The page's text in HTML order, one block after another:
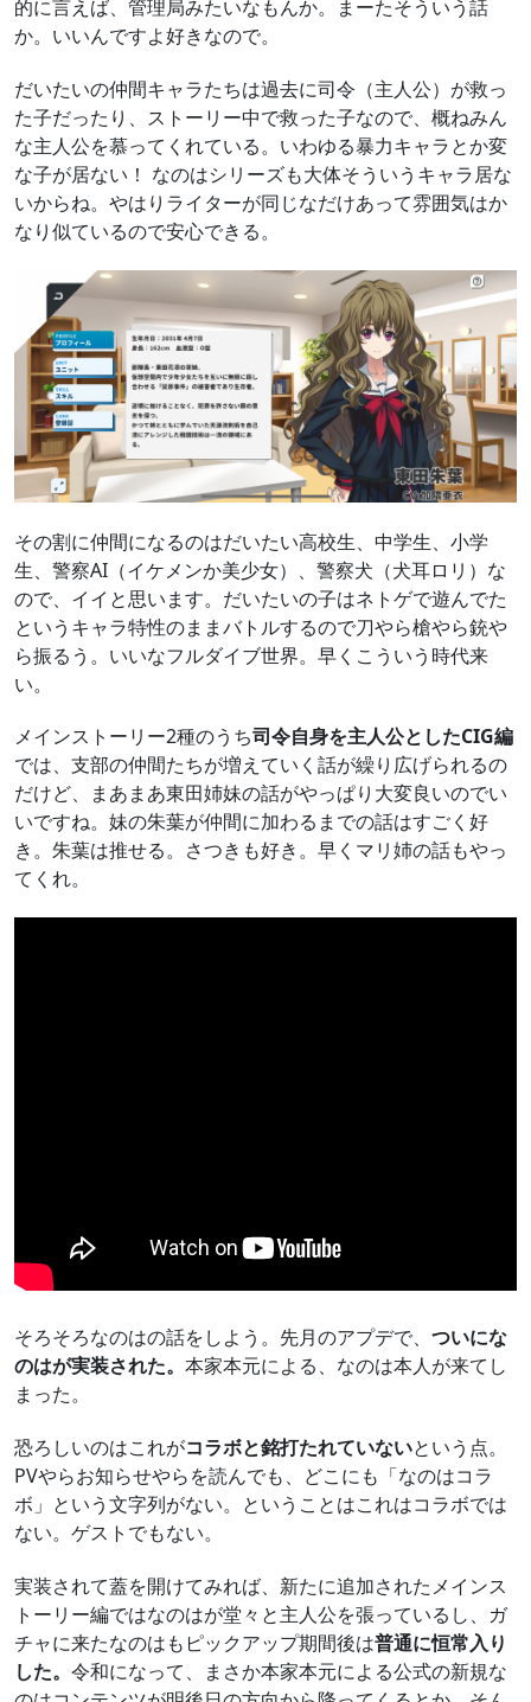
的に言えば、管理局みたいなもんか。まーたそういう話
か。いいんですよ好きなので。
だいたいの仲間キャラたちは過去に司令（主人公）が救っ
た子だったり、ストーリー中で救った子なので、概ねみん
な主人公を慕ってくれている。いわゆる暴力キャラとか変
な子が居ない！ なのはシリーズも大体そういうキャラ居な
いからね。やはりライターが同じなだけあって雰囲気はか
なり似ているので安心できる。
その割に仲間になるのはだいたい高校生、中学生、小学
生、警察AI（イケメンか美少女）、警察犬（犬耳ロリ）な
ので、イイと思います。だいたいの子はネトゲで遊んでた
というキャラ特性のままバトルするので刀やら槍やら銃や
ら振るう。いいなフルダイブ世界。早くこういう時代来
い。
メインストーリー2種のうち司令自身を主人公としたCIG編
では、支部の仲間たちが増えていく話が繰り広げられるの
だけど、まあまあ東田姉妹の話がやっぱり大変良いのでい
いですね。妹の朱葉が仲間に加わるまでの話はすごく好
き。朱葉は推せる。さつきも好き。早くマリ姉の話もやっ
てくれ。
そろそろなのはの話をしよう。先月のアプデで、 ついにな
のはが実装された。 本家本元による、なのは本人が来てし
まった。
恐ろしいのはこれがコラボと銘打たれていないという点。
PVやらお知らせやらを読んでも、どこにも「なのはコラ
ボ」という文字列がない。ということはこれはコラボでは
ない。ゲストでもない。
実装されて蓋を開けてみれば、新たに追加されたメインス
トーリー編ではなのはが堂々と主人公を張っているし、ガ
チャに来たなのはもピックアップ期間後は普通に恒常入り
した。 令和になって、まさか本家本元による公式の新規な